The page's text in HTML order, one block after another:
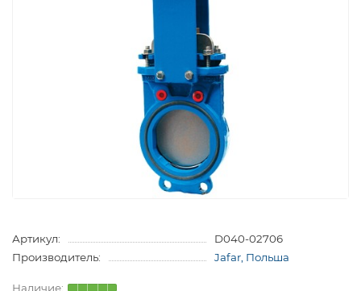
Артикул:
D040-02706
Производитель:
Jafar, Польша